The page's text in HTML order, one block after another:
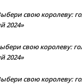
свою королеву:
2024»
свою королеву:
2024»
свою королеву: